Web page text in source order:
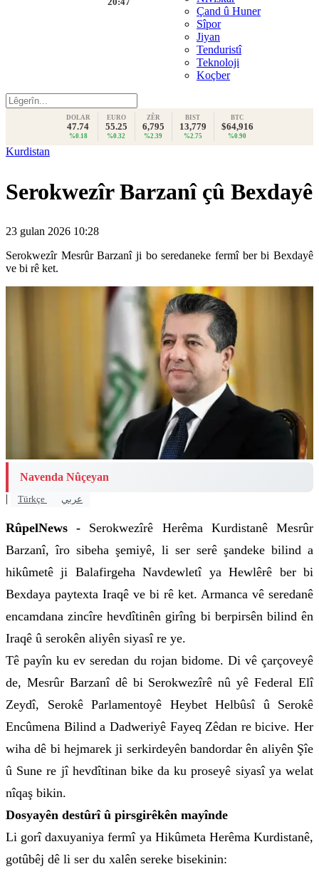
Çand û Huner
Sîpor
Jiyan
Tenduristî
Teknoloji
Koçber
DOLAR
47.74
%0.18
EURO
55.25
%0.32
ZÊR
6,795
%2.39
BIST
13,779
%2.75
BTC
$64,916
%0.90
Kurdistan
Serokwezîr Barzanî çû Bexdayê
23 gulan 2026 10:28
Serokwezîr Mesrûr Barzanî ji bo seredaneke fermî ber bi Bexdayê
ve bi rê ket.
Navenda Nûçeyan
|
Türkçe عربي
RûpelNews - Serokwezîrê Herêma Kurdistanê Mesrûr
Barzanî, îro sibeha şemiyê, li ser serê şandeke bilind a
hikûmetê ji Balafirgeha Navdewletî ya Hewlêrê ber bi
Bexdaya paytexta Iraqê ve bi rê ket. Armanca vê seredanê
encamdana zincîre hevdîtinên girîng bi berpirsên bilind ên
Iraqê û serokên aliyên siyasî re ye.
Tê payîn ku ev seredan du rojan bidome. Di vê çarçoveyê
de, Mesrûr Barzanî dê bi Serokwezîrê nû yê Federal Elî
Zeydî, Serokê Parlamentoyê Heybet Helbûsî û Serokê
Encûmena Bilind a Dadweriyê Fayeq Zêdan re bicive. Her
wiha dê bi hejmarek ji serkirdeyên bandordar ên aliyên Şîe
û Sune re jî hevdîtinan bike da ku proseyê siyasî ya welat
nîqaş bikin.
Dosyayên destûrî û pirsgirêkên mayînde
Li gorî daxuyaniya fermî ya Hikûmeta Herêma Kurdistanê,
gotûbêj dê li ser du xalên sereke bisekinin: